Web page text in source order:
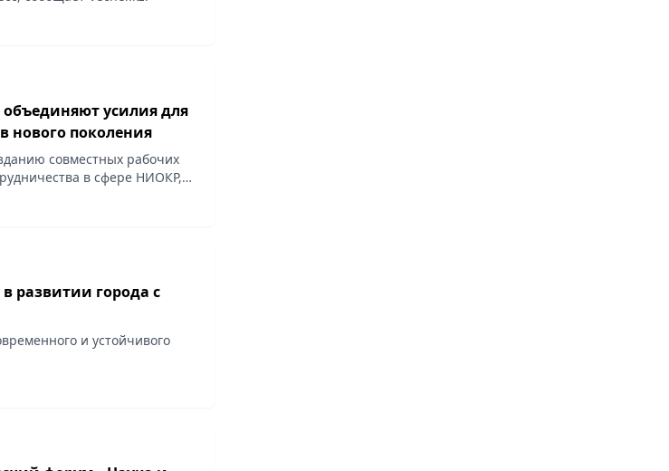
усилия для
нового поколения
совместных рабочих
в сфере НИОКР,
развитии города с
и устойчивого